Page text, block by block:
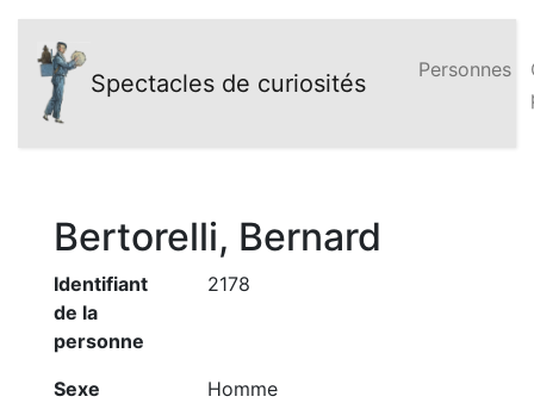
Spectacles de curiosités Personnes
Bertorelli, Bernard
Identifiant
de la
personne
2178
Sexe
Homme